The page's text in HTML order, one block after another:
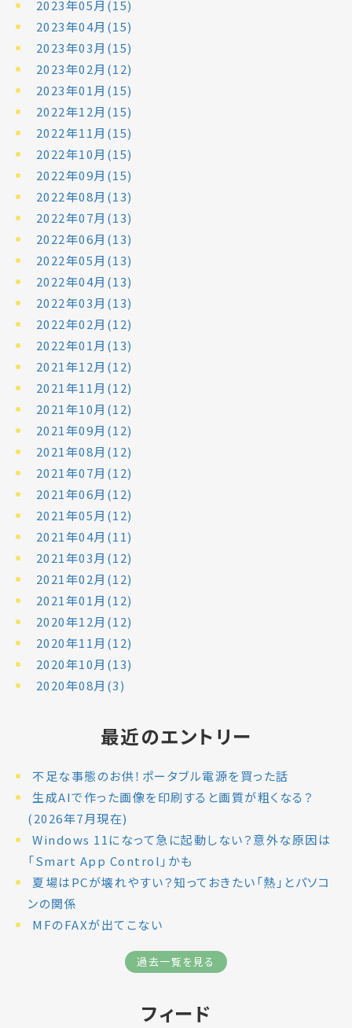
2023年05月(15)
2023年04月(15)
2023年03月(15)
2023年02月(12)
2023年01月(15)
2022年12月(15)
2022年11月(15)
2022年10月(15)
2022年09月(15)
2022年08月(13)
2022年07月(13)
2022年06月(13)
2022年05月(13)
2022年04月(13)
2022年03月(13)
2022年02月(12)
2022年01月(13)
2021年12月(12)
2021年11月(12)
2021年10月(12)
2021年09月(12)
2021年08月(12)
2021年07月(12)
2021年06月(12)
2021年05月(12)
2021年04月(11)
2021年03月(12)
2021年02月(12)
2021年01月(12)
2020年12月(12)
2020年11月(12)
2020年10月(13)
2020年08月(3)
最近のエントリー
不足な事態のお供！ポータブル電源を買った話
生成AIで作った画像を印刷すると画質が粗くなる？
(2026年7月現在)
Windows 11になって急に起動しない？意外な原因は
「Smart App Control」かも
夏場はPCが壊れやすい？知っておきたい「熱」とパソコ
ンの関係
MFのFAXが出てこない
過去一覧を見る
フィード